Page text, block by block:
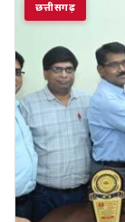
छत्तीसगढ़